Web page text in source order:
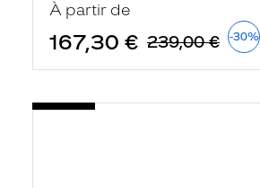
À partir de
167,30 € 239,00 € -30%